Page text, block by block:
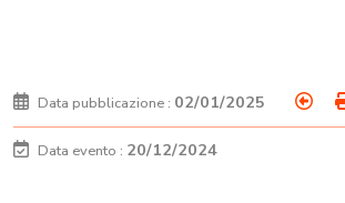
02/01/2025
20/12/2024